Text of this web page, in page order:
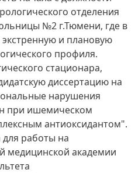
отделения
№2 г.Тюмени, где в
и плановую
профиля.
стационара,
диссертацию на
нарушения
при ишемическом
антиоксидантом".
работы на
медицинской академии